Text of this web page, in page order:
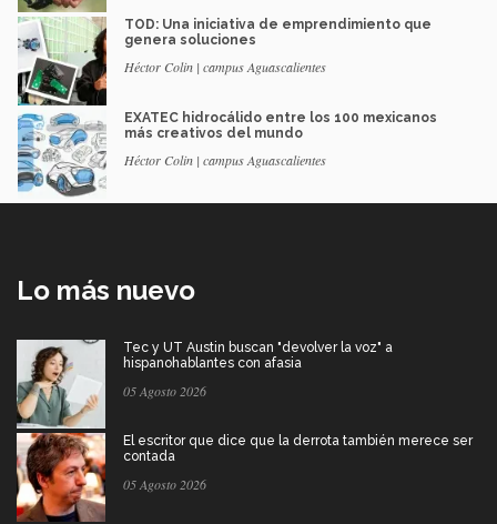
TOD: Una iniciativa de emprendimiento que
genera soluciones
Héctor Colin | campus Aguascalientes
EXATEC hidrocálido entre los 100 mexicanos
más creativos del mundo
Héctor Colin | campus Aguascalientes
Lo más nuevo
Tec y UT Austin buscan "devolver la voz" a
hispanohablantes con afasia
05 Agosto 2026
El escritor que dice que la derrota también merece ser
contada
05 Agosto 2026